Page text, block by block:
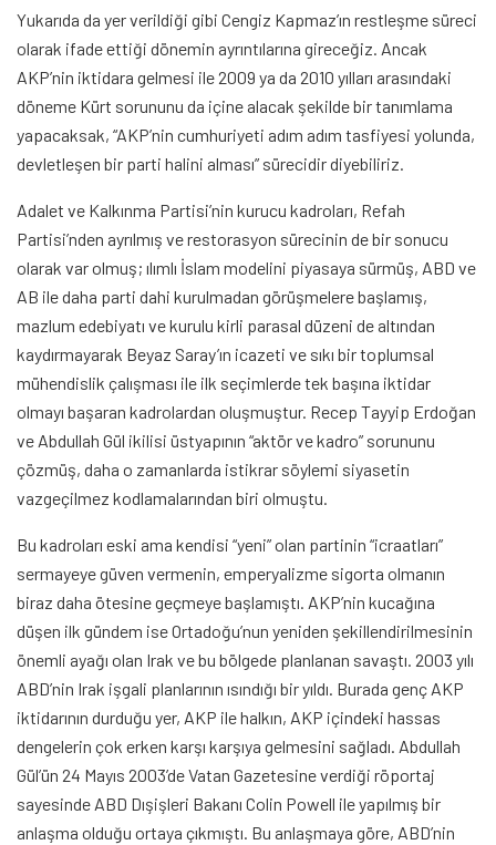
Yukarıda da yer verildiği gibi Cengiz Kapmaz’ın restleşme süreci
olarak ifade ettiği dönemin ayrıntılarına gireceğiz. Ancak
AKP’nin iktidara gelmesi ile 2009 ya da 2010 yılları arasındaki
döneme Kürt sorununu da içine alacak şekilde bir tanımlama
yapacaksak, “AKP’nin cumhuriyeti adım adım tasfiyesi yolunda,
devletleşen bir parti halini alması” sürecidir diyebiliriz.
Adalet ve Kalkınma Partisi’nin kurucu kadroları, Refah
Partisi’nden ayrılmış ve restorasyon sürecinin de bir sonucu
olarak var olmuş; ılımlı İslam modelini piyasaya sürmüş, ABD ve
AB ile daha parti dahi kurulmadan görüşmelere başlamış,
mazlum edebiyatı ve kurulu kirli parasal düzeni de altından
kaydırmayarak Beyaz Saray’ın icazeti ve sıkı bir toplumsal
mühendislik çalışması ile ilk seçimlerde tek başına iktidar
olmayı başaran kadrolardan oluşmuştur. Recep Tayyip Erdoğan
ve Abdullah Gül ikilisi üstyapının “aktör ve kadro” sorununu
çözmüş, daha o zamanlarda istikrar söylemi siyasetin
vazgeçilmez kodlamalarından biri olmuştu.
Bu kadroları eski ama kendisi “yeni” olan partinin “icraatları”
sermayeye güven vermenin, emperyalizme sigorta olmanın
biraz daha ötesine geçmeye başlamıştı. AKP’nin kucağına
düşen ilk gündem ise Ortadoğu’nun yeniden şekillendirilmesinin
önemli ayağı olan Irak ve bu bölgede planlanan savaştı. 2003 yılı
ABD’nin Irak işgali planlarının ısındığı bir yıldı. Burada genç AKP
iktidarının durduğu yer, AKP ile halkın, AKP içindeki hassas
dengelerin çok erken karşı karşıya gelmesini sağladı. Abdullah
Gül’ün 24 Mayıs 2003’de Vatan Gazetesine verdiği röportaj
sayesinde ABD Dışişleri Bakanı Colin Powell ile yapılmış bir
anlaşma olduğu ortaya çıkmıştı. Bu anlaşmaya göre, ABD’nin